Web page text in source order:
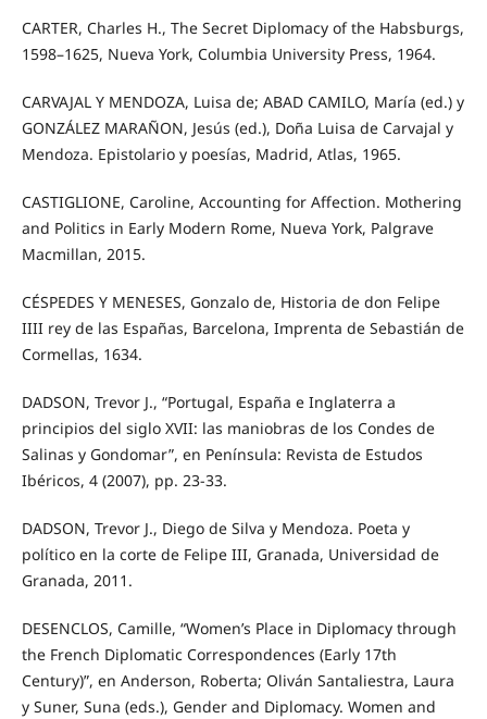
CARTER, Charles H., The Secret Diplomacy of the Habsburgs,
1598–1625, Nueva York, Columbia University Press, 1964.
CARVAJAL Y MENDOZA, Luisa de; ABAD CAMILO, María (ed.) y
GONZÁLEZ MARAÑON, Jesús (ed.), Doña Luisa de Carvajal y
Mendoza. Epistolario y poesías, Madrid, Atlas, 1965.
CASTIGLIONE, Caroline, Accounting for Affection. Mothering
and Politics in Early Modern Rome, Nueva York, Palgrave
Macmillan, 2015.
CÉSPEDES Y MENESES, Gonzalo de, Historia de don Felipe
IIII rey de las Españas, Barcelona, Imprenta de Sebastián de
Cormellas, 1634.
DADSON, Trevor J., “Portugal, España e Inglaterra a
principios del siglo XVII: las maniobras de los Condes de
Salinas y Gondomar”, en Península: Revista de Estudos
Ibéricos, 4 (2007), pp. 23-33.
DADSON, Trevor J., Diego de Silva y Mendoza. Poeta y
político en la corte de Felipe III, Granada, Universidad de
Granada, 2011.
DESENCLOS, Camille, “Women’s Place in Diplomacy through
the French Diplomatic Correspondences (Early 17th
Century)”, en Anderson, Roberta; Oliván Santaliestra, Laura
y Suner, Suna (eds.), Gender and Diplomacy. Women and